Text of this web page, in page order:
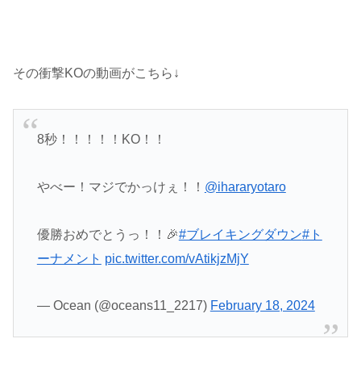
その衝撃KOの動画がこちら↓
8秒！！！！！KO！！
やべー！マジでかっけぇ！！ @ihararyotaro
優勝おめでとうっ！！🎉#ブレイキングダウン#ト
ーナメント pic.twitter.com/vAtikjzMjY
— Ocean (@oceans11_2217) February 18, 2024